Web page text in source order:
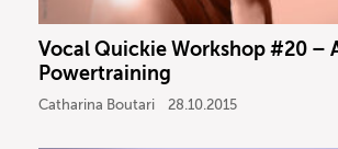
Vocal Quickie Workshop #20 –
Powertraining
Catharina Boutari 28.10.2015